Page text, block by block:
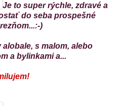
Je to super rýchle, zdravé a
do seba prospešné
)
s malom, alebo
a bylinkami a...